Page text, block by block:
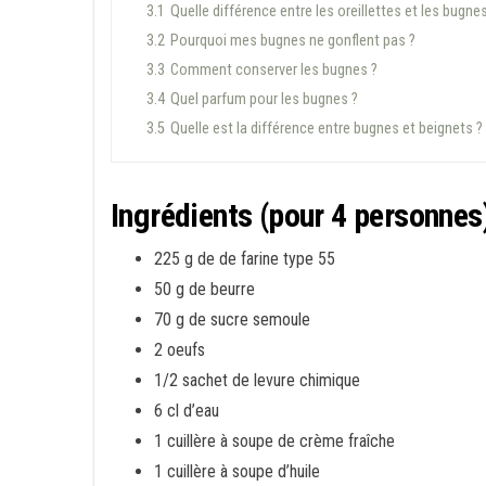
3.1 Quelle différence entre les oreillettes et les
3.2 Pourquoi mes bugnes ne gonflent pas ?
3.3 Comment conserver les bugnes ?
3.4 Quel parfum pour les bugnes ?
3.5 Quelle est la différence entre bugnes et beignets ?
Ingrédients (pour 4
225 g de de farine type 55
50 g de beurre
70 g de sucre semoule
2 oeufs
1/2 sachet de levure chimique
6 cl d’eau
1 cuillère à soupe de crème fraîche
1 cuillère à soupe d’huile